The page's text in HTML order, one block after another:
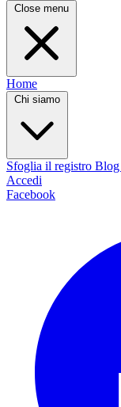
Close menu
Home
Chi siamo
Sfoglia il registro Blog
Accedi
Facebook